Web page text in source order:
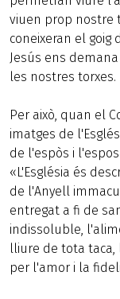
viuen prop nostre
coneixeran el goig
Jesús ens
les nostres torxes.
Per això, quan el
imatges de
de l'espòs i
«L'Església és
de l'Anyell
entregat a fi de
indissoluble,
lliure de tota taca,
per l'amor i la